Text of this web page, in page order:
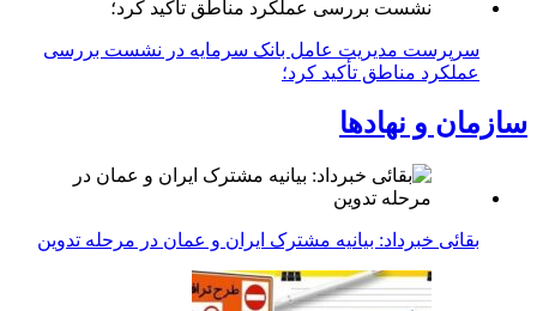
سرپرست مدیریت عامل بانک سرمایه در نشست بررسی
عملکرد مناطق تأکید کرد؛
سازمان و نهادها
بقائی خبرداد: بیانیه مشترک ایران و عمان در مرحله تدوین